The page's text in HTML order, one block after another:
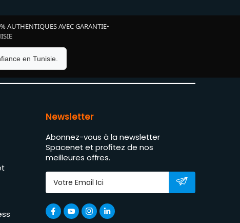
AUTHENTIQUES AVEC GARANTIE•
en Tunisie.
Newsletter
Abonnez-vous à la newsletter
Spacenet et profitez de nos
meilleures offres.